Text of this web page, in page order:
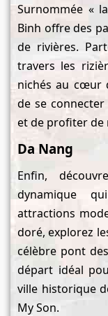
Surnommée «
Binh offre des
de rivières.
travers les
nichés au cœur
de se
et de profiter de
Da Nang
Enfin,
dynamique
attractions
doré, explorez
célèbre pont
départ idéal
ville historique
My Son.